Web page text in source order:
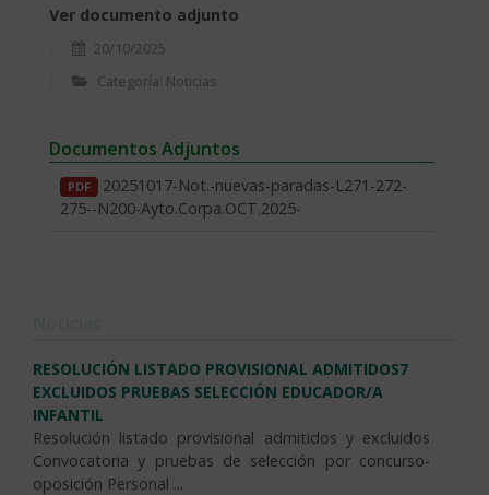
Ver documento adjunto
20/10/2025
Categoría: Noticias
Documentos Adjuntos
PDF
20251017-Not.-nuevas-paradas-L271-272-
275--N200-Ayto.Corpa.OCT.2025-
RESOLUCIÓN LISTADO PROVISIONAL ADMITIDOS7
EXCLUIDOS PRUEBAS SELECCIÓN EDUCADOR/A
INFANTIL
Resolución listado provisional admitidos y excluidos
Convocatoria y pruebas de selección por concurso-
oposición Personal ...